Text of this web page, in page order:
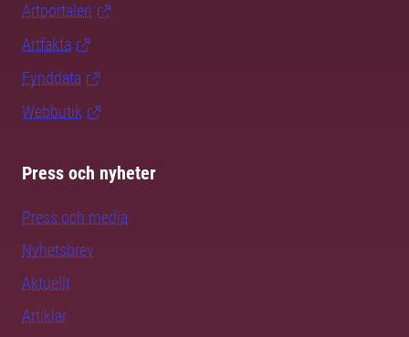
Artportalen
Artfakta
Fynddata
Webbutik
Press och nyheter
Press och media
Nyhetsbrev
Aktuellt
Artiklar